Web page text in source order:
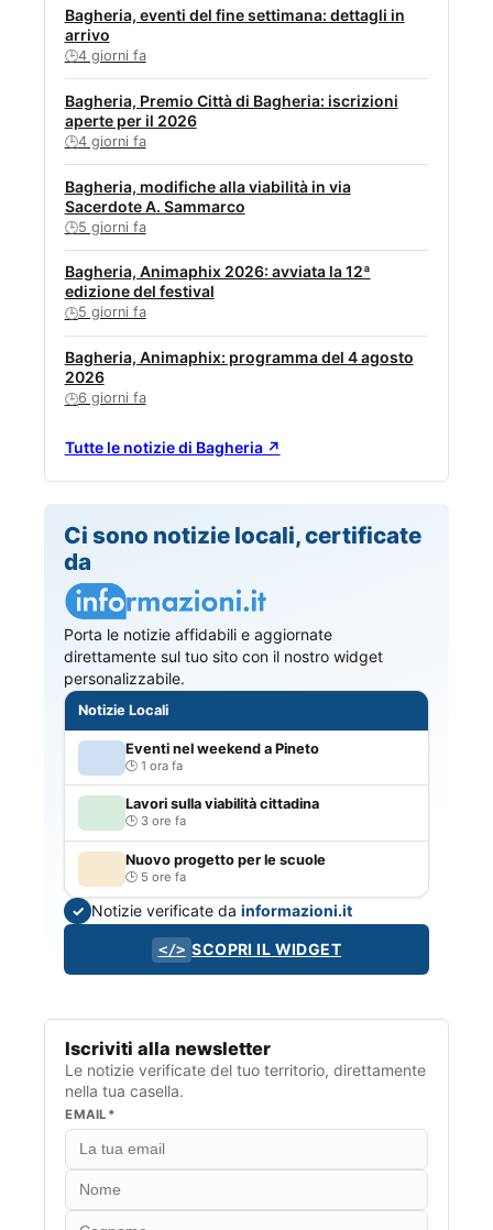
Bagheria, eventi del fine settimana: dettagli in
arrivo
🕒4 giorni fa
Bagheria, Premio Città di Bagheria: iscrizioni
aperte per il 2026
🕒4 giorni fa
Bagheria, modifiche alla viabilità in via
Sacerdote A. Sammarco
🕒5 giorni fa
Bagheria, Animaphix 2026: avviata la 12ª
edizione del festival
🕒5 giorni fa
Bagheria, Animaphix: programma del 4 agosto
2026
🕒6 giorni fa
Tutte le notizie di Bagheria ↗
Ci sono notizie locali, certificate
da
Porta le notizie affidabili e aggiornate
direttamente sul tuo sito con il nostro widget
personalizzabile.
Notizie Locali
Eventi nel weekend a Pineto
1 ora fa
Lavori sulla viabilità cittadina
3 ore fa
Nuovo progetto per le scuole
5 ore fa
✓ Notizie verificate dainformazioni.it
</> SCOPRI IL WIDGET
Iscriviti alla newsletter
Le notizie verificate del tuo territorio, direttamente
nella tua casella.
EMAIL*